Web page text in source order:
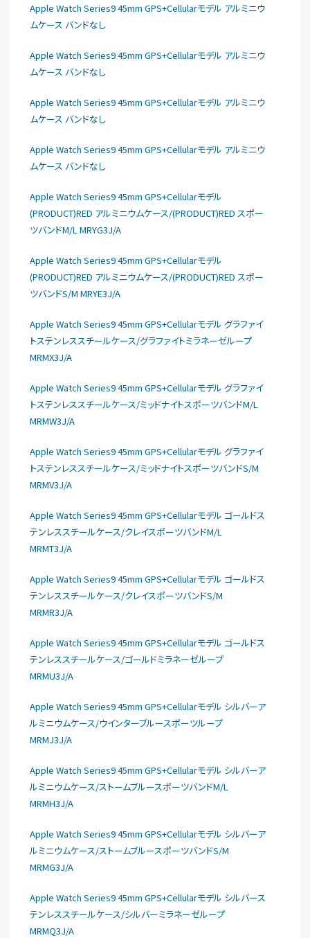
Apple Watch Series9 45mm GPS+Cellularモデル アルミニウ
ムケース バンドなし
Apple Watch Series9 45mm GPS+Cellularモデル アルミニウ
ムケース バンドなし
Apple Watch Series9 45mm GPS+Cellularモデル アルミニウ
ムケース バンドなし
Apple Watch Series9 45mm GPS+Cellularモデル アルミニウ
ムケース バンドなし
Apple Watch Series9 45mm GPS+Cellularモデル
(PRODUCT)RED アルミニウムケース/(PRODUCT)RED スポー
ツバンドM/L MRYG3J/A
Apple Watch Series9 45mm GPS+Cellularモデル
(PRODUCT)RED アルミニウムケース/(PRODUCT)RED スポー
ツバンドS/M MRYE3J/A
Apple Watch Series9 45mm GPS+Cellularモデル グラファイ
トステンレススチールケース/グラファイトミラネーゼループ
MRMX3J/A
Apple Watch Series9 45mm GPS+Cellularモデル グラファイ
トステンレススチールケース/ミッドナイトスポーツバンドM/L
MRMW3J/A
Apple Watch Series9 45mm GPS+Cellularモデル グラファイ
トステンレススチールケース/ミッドナイトスポーツバンドS/M
MRMV3J/A
Apple Watch Series9 45mm GPS+Cellularモデル ゴールドス
テンレススチールケース/クレイスポーツバンドM/L
MRMT3J/A
Apple Watch Series9 45mm GPS+Cellularモデル ゴールドス
テンレススチールケース/クレイスポーツバンドS/M
MRMR3J/A
Apple Watch Series9 45mm GPS+Cellularモデル ゴールドス
テンレススチールケース/ゴールドミラネーゼループ
MRMU3J/A
Apple Watch Series9 45mm GPS+Cellularモデル シルバーア
ルミニウムケース/ウインターブルースポーツループ
MRMJ3J/A
Apple Watch Series9 45mm GPS+Cellularモデル シルバーア
ルミニウムケース/ストームブルースポーツバンドM/L
MRMH3J/A
Apple Watch Series9 45mm GPS+Cellularモデル シルバーア
ルミニウムケース/ストームブルースポーツバンドS/M
MRMG3J/A
Apple Watch Series9 45mm GPS+Cellularモデル シルバース
テンレススチールケース/シルバーミラネーゼループ
MRMQ3J/A